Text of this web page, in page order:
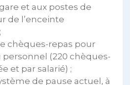
et aux postes de
de l’enceinte
chèques-repas pour
personnel (220 chèques-
et par salarié) ;
de pause actuel, à